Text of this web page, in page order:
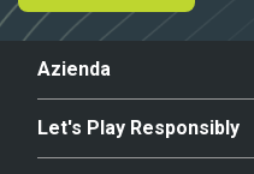
Azienda
Let's Play Responsibly